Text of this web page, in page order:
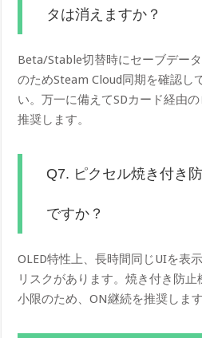
タは消えますか？
Beta/Stable切替時にセーブデー
のためSteam Cloud同期を確認し
い。万一に備えてSDカード経由
推奨します。
Q7. ピクセル焼き付き
ですか？
OLED特性上、長時間同じUIを表
リスクがあります。焼き付き防
小限のため、ON継続を推奨します